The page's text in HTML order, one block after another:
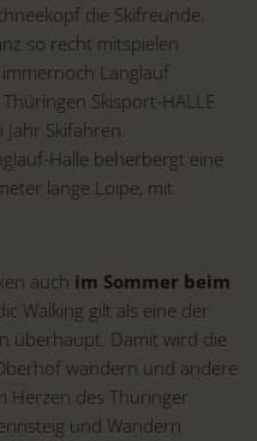
die Skifreunde.
so recht mitspielen
Langlauf
Skisport-HALLE
Skifahren.
Halle beherbergt eine
lange Loipe, mit
auch im Sommer beim
Walking gilt als eine der
überhaupt. Damit wird die
wandern und andere
Herzen des Thüringer
und Wandern